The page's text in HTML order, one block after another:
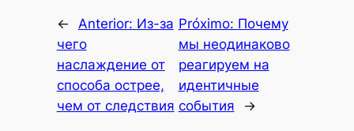
← Anterior: Из-за
чего
наслаждение от
способа острее,
чем от следствия
Próximo: Почему
мы неодинаково
реагируем на
идентичные
события
→